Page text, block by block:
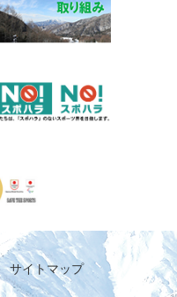
サイトマップ